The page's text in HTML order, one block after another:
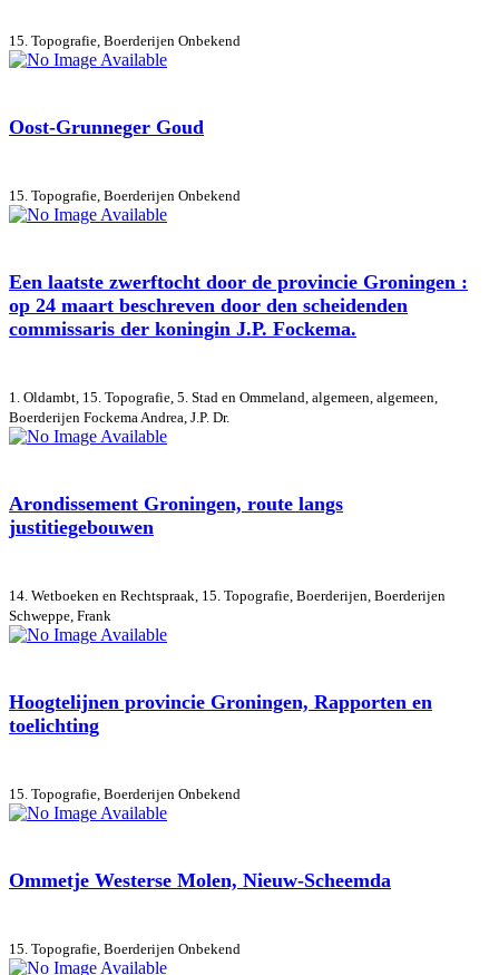
15. Topografie, Boerderijen Onbekend
Oost-Grunneger Goud
15. Topografie, Boerderijen Onbekend
Een laatste zwerftocht door de provincie Groningen :
op 24 maart beschreven door den scheidenden
commissaris der koningin J.P. Fockema.
1. Oldambt, 15. Topografie, 5. Stad en Ommeland, algemeen, algemeen,
Boerderijen Fockema Andrea, J.P. Dr.
Arondissement Groningen, route langs
justitiegebouwen
14. Wetboeken en Rechtspraak, 15. Topografie, Boerderijen, Boerderijen
Schweppe, Frank
Hoogtelijnen provincie Groningen, Rapporten en
toelichting
15. Topografie, Boerderijen Onbekend
Ommetje Westerse Molen, Nieuw-Scheemda
15. Topografie, Boerderijen Onbekend